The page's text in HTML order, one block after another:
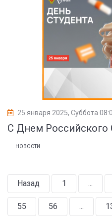
25 января 2025, Суббота
С Днем Российского
НОВОСТИ
Назад 1 ...
55 56 ...